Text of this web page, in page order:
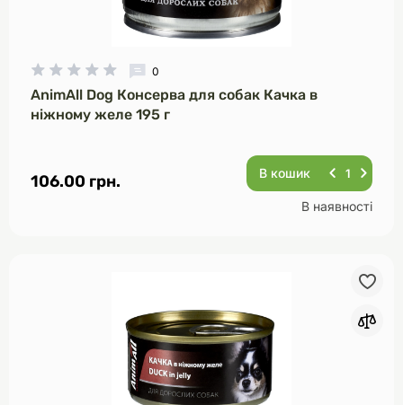
0
AnimAll Dog Консерва для собак Качка в
ніжному желе 195 г
106.00 грн. В кошик
В наявності